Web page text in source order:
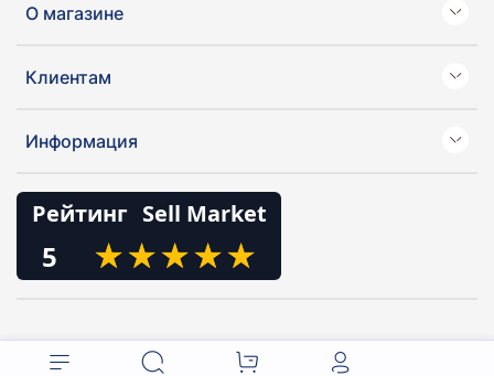
О магазине
Клиентам
Информация
Рейтинг Sell Market
5 ★
★★
★★
★★
★★
★